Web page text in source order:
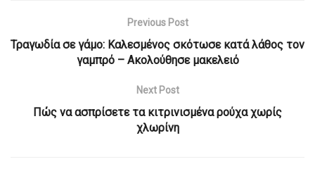
Previous Post
Τραγωδία σε γάμο: Καλεσμένος σκότωσε κατά λάθος τον
γαμπρό – Ακολούθησε μακελειό
Next Post
Πώς να ασπρίσετε τα κιτρινισμένα ρούχα χωρίς
χλωρίνη